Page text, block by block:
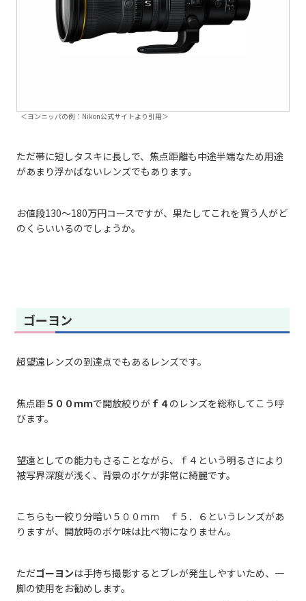
＜ヨンニッパの例：Nikon公式サイトより引用＞
ただ帯に短しタスキに長しで、焦点距離も中途半端なため用途
があまり浮かばないレンズでもあります。
お値段130～180万円コースですが、果たしてこれを買う人がど
のくらいいるのでしょうか。
ゴーヨン
超望遠レンズの到達点でもあるレンズです。
焦点距５００ｍｍで開放絞りがｆ４のレンズを総称してこう呼
びます。
望遠としての能力もさることながら、ｆ４という明るさにより
被写界深度が浅く、背景のボケが非常に綺麗です。
こちらも一絞り分暗い５００ｍｍ ｆ５．６というレンズがあ
りますが、開放時のボケ味は比べ物になりません。
ただゴーヨンは手持ち撮影するとブレが発生しやすいため、一
脚の使用をお勧めします。